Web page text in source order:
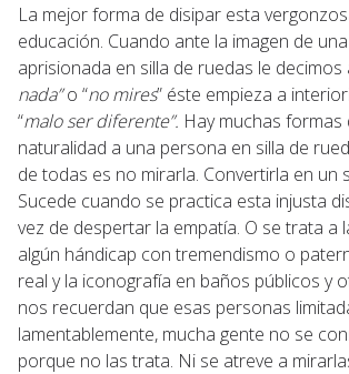
La mejor forma de disipar esta
educación. Cuando ante la imagen de
aprisionada en silla de ruedas le decimos
nada”o “no mires” éste empieza a
“malo ser diferente”. Hay muchas formas
naturalidad a una persona en silla de
de todas es no mirarla. Convertirla en un
Sucede cuando se practica esta injusta
vez de despertar la empatía. O se trata a
algún hándicap con tremendismo o
real y la iconografía en baños públicos y
nos recuerdan que esas personas
lamentablemente, mucha gente no se
porque no las trata. Ni se atreve a